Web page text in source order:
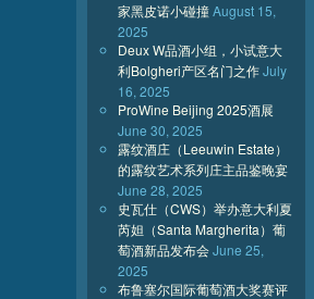
家黑皮诺小碰撞August 15,
2025
Deux W品酒小组，小试意大
利Bolgheri产区名门之作July
16, 2025
ProWine Beijing 2025酒展
June 30, 2025
露纹酒庄（Leeuwin Estate）
的露纹艺术系列庄主品鉴晚宴
June 28, 2025
史瓦仕（CWS）举办意大利夏
芮妲（Santa Margherita）葡
萄酒新品发布会June 25,
2025
布鲁塞尔国际葡萄酒大奖赛评